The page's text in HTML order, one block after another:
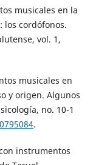
musicales en la
los cordófonos.
vol. 1,
musicales en
y origen. Algunos
no. 10-1
.
instrumentos